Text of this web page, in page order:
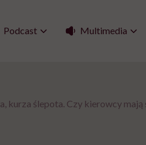
Podcast Multimedia
kurza ślepota. Czy kierowcy mają